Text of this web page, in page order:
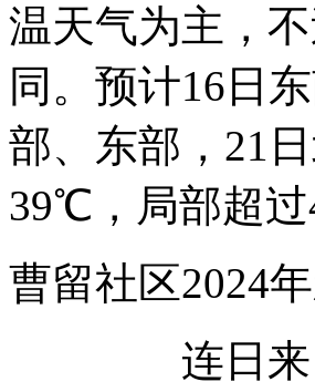
温天气为主，
同。预计16日
部、东部，21
39℃，局部超过
曹留社区
连日来，河